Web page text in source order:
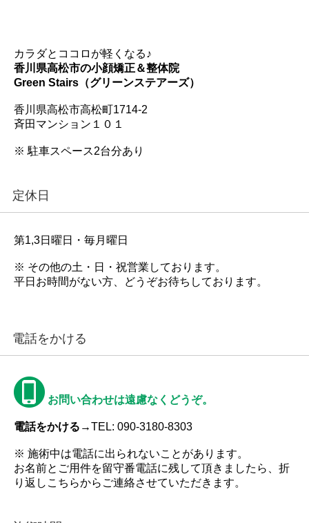
カラダとココロが軽くなる♪
香川県高松市の小顔矯正＆整体院
Green Stairs（グリーンステアーズ）
香川県高松市高松町1714-2
斉田マンション１０１
※ 駐車スペース2台分あり
定休日
第1,3日曜日・毎月曜日
※ その他の土・日・祝営業しております。
平日お時間がない方、どうぞお待ちしております。
電話をかける
お問い合わせは遠慮なくどうぞ。
電話をかける→TEL: 090-3180-8303
※ 施術中は電話に出られないことがあります。
お名前とご用件を留守番電話に残して頂きましたら、折
り返しこちらからご連絡させていただきます。